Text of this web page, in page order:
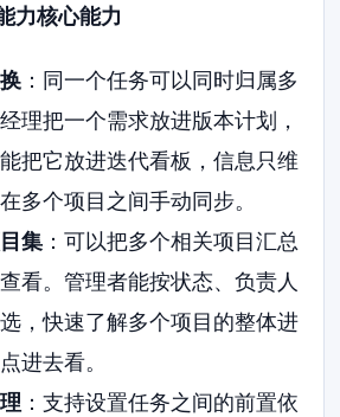
力核心能力
：同一个任务可以同时归属多
理把一个需求放进版本计划，
把它放进迭代看板，信息只维
多个项目之间手动同步。
集：可以把多个相关项目汇总
看。管理者能按状态、负责人
，快速了解多个项目的整体进
进去看。
：支持设置任务之间的前置依